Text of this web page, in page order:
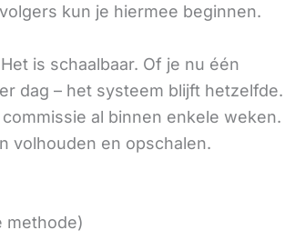
kun je hiermee beginnen.
is schaalbaar. Of je nu één
dag – het systeem blijft hetzelfde.
al binnen enkele weken.
volhouden en opschalen.
methode)